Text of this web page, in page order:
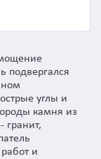
подвергался
углы и
камня из
гранит,
и